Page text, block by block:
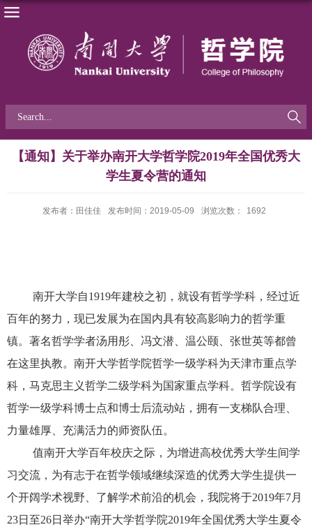
【通知】关于举办南开大学哲学院2019年全国优秀大
学生夏令营的通知
发布者：田佳佳 发布时间：2019-05-09 浏览次数： 1692
南开大学自1919年建校之初，就设有哲学学科，经过近
百年的努力，现已发展为在国内具有较高影响力的哲学重
镇。著名哲学学者汤用彤、冯文潜、温公颐、张世英等都曾
在这里执教。南开大学哲学院哲学一级学科为天津市重点学
科，马克思主义哲学二级学科为国家重点学科。哲学院设有
哲学一级学科博士点和博士后流动站，拥有一支梯队合理、
力量雄厚、充满活力的师资队伍。
值南开大学百年校庆之际，为增进高校优秀大学生间学
习交流，为有志于在哲学领域继续深造的优秀大学生提供一
个开阔学术视野、了解学术前沿的机会，我院将于2019年7月
23日至26日举办“南开大学哲学院2019年全国优秀大学生夏令